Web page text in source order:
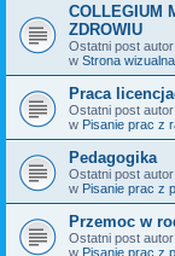
COLLEGIUM
ZDROWIU
Ostatni post autor:
w Strona
Praca
Ostatni post autor:
w Pisanie prac z
Pedagogika
Ostatni post autor:
w Pisanie prac z
Przemoc w
Ostatni post autor:
w Pisanie prac z